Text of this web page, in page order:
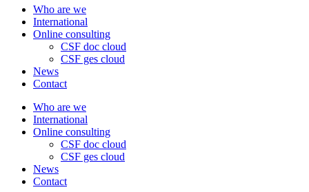
Who are we
International
Online consulting
CSF doc cloud
CSF ges cloud
News
Contact
Who are we
International
Online consulting
CSF doc cloud
CSF ges cloud
News
Contact